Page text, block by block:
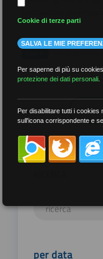
04 Agosto 2022
per data
Cookie di terze parti
SALVA LE MIE
Per saperne di più su
protezione dei dati personali
Per disabilitare tutti i cookies
sull'icona corrispondente e